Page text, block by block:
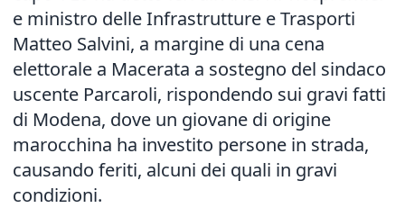
e ministro delle Infrastrutture e Trasporti
Matteo Salvini, a margine di una cena
elettorale a Macerata a sostegno del sindaco
uscente Parcaroli, rispondendo sui gravi fatti
di Modena, dove un giovane di origine
marocchina ha investito persone in strada,
causando feriti, alcuni dei quali in gravi
condizioni.